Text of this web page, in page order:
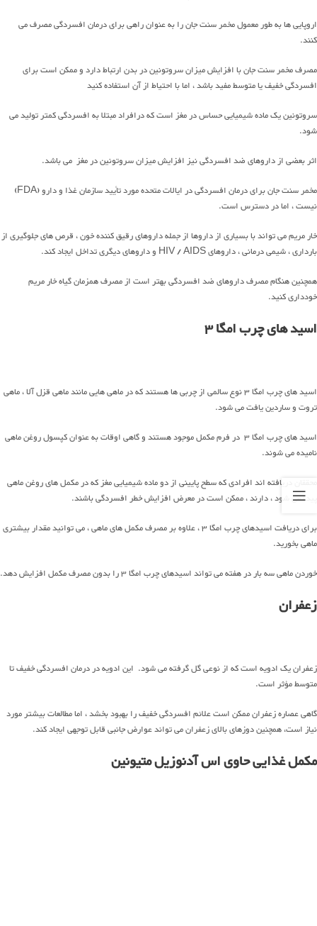
اروپایی ها به طور معمول مخمر سنت جان را به عنوان راهی برای درمان افسردگی مصرف می
کنند.
مصرف مخمر سنت جان با افزایش میزان سروتونین در بدن ارتباط دارد و ممکن است برای
افسردگی خفیف یا متوسط ​​مفید باشد ، اما با احتیاط از آن استفاده کنید
سروتونین یک ماده شیمیایی حساس در مغز است که درافراد مبتلا به افسردگی کمتر تولید می
شود.
اثر بعضی از داروهای ضد افسردگی نیز افزایش میزان سروتونین در مغز می باشد.
مخمر سنت جان برای درمان افسردگی در ایالات متحده مورد تأیید سازمان غذا و دارو (FDA)
نیست ، اما در دسترس است.
خار مریم می تواند با بسیاری از داروها از جمله داروهای رقیق کننده خون ، قرص های جلوگیری از
بارداری ، شیمی درمانی ، داروهای HIV / AIDS و داروهای دیگری تداخل ایجاد کند.
همچنین هنگام مصرف داروهای ضد افسردگی بهتر است از مصرف همزمان گیاه خار مریم
خودداری کنید.
اسید های چرب امگا 3
اسید های چرب امگا 3 نوع سالمی از چربی ها هستند که در ماهی هایی مانند ماهی قزل آلا ، ماهی
تروت و ساردین یافت می شود.
اسید های چرب امگا 3 در فرم مکمل موجود هستند و گاهی اوقات به عنوان کپسول روغن ماهی
نامیده می شوند.
محققان دریافته اند افرادی که سطح پایینی از دو ماده شیمیایی مغز که در مکمل های روغن ماهی
پیدا می شود ، دارند ، ممکن است در معرض افزایش خطر افسردگی باشند.
برای دریافت اسیدهای چرب امگا 3 ، علاوه بر مصرف مکمل های ماهی ، می توانید مقدار بیشتری
ماهی بخورید.
خوردن ماهی سه بار در هفته می تواند اسیدهای چرب امگا 3 را بدون مصرف مکمل افزایش دهد.
زعفران
زعفران یک ادویه است که از نوعی گل گرفته می شود. این ادویه در درمان افسردگی خفیف تا
متوسط ​​مؤثر است.
گاهی عصاره زعفران ممکن است علائم افسردگی خفیف را بهبود بخشد ، اما مطالعات بیشتر مورد
نیاز است، همچنین دوزهای بالای زعفران می تواند عوارض جانبی قابل توجهی ایجاد کند.
مکمل غذایی حاوی اس آدنوزیل متیونین